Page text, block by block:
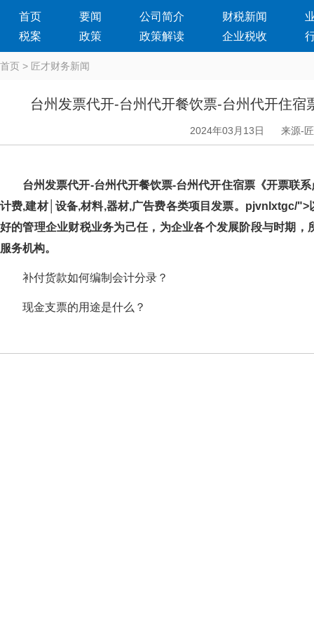
首页 要闻 公司简介 财税新闻
税案
政策 政策解读 企业税收
首页 > 匠才财务新闻
台州发票代开-台州代开餐饮票-台州代开住
2024年03月13日 来源-
台州发票代开-台州代开餐饮票-台州代开住宿票《开票联
计费,建材│设备,材料,器材,广告费各类项目发票。pjvnlxtgc/">
好的管理企业财税业务为己任，为企业各个发展阶段与时期
服务机构。
补付货款如何编制会计分录？
现金支票的用途是什么？